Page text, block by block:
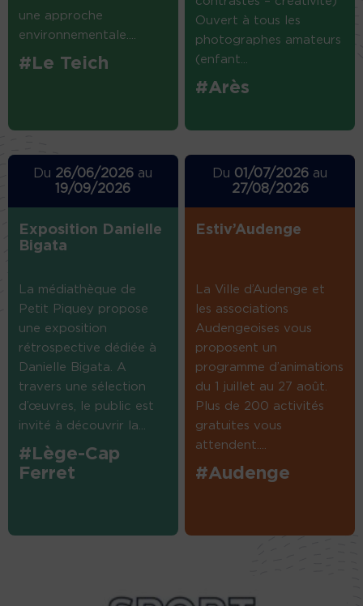
une approche
environnementale....
#Le Teich
Ouvert à tous les
photographes amateurs
(enfant...
#Arès
Du 26/06/2026 au
19/09/2026
Exposition Danielle
Bigata
La médiathèque de
Petit Piquey propose
une exposition
rétrospective dédiée à
Danielle Bigata. A
travers une sélection
d’œuvres, le public est
invité à découvrir la...
#Lège-Cap
Ferret
Du 01/07/2026 au
27/08/2026
Estiv’Audenge
La Ville d’Audenge et
les associations
Audengeoises vous
proposent un
programme d’animations
du 1 juillet au 27 août.
Plus de 200 activités
gratuites vous
attendent....
#Audenge